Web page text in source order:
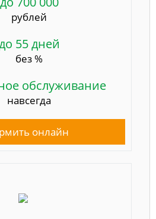
рублей
55 дней
без %
обслуживание
навсегда
онлайн